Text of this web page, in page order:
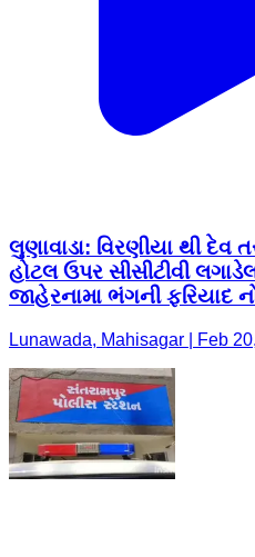
લુણાવાડા: વિરણીયા થી
હોટલ ઉપર સીસીટીવી
જાહેરનામા ભંગની ફરિયાદ
Lunawada, Mahisagar | Feb